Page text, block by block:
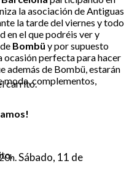
carrito.
la asociación de Antiguas
la tarde del viernes y todo
en el que podréis ver y
Bombü y por supuesto
ocasión perfecta para hacer
además de Bombü, estarán
moda, complementos,
Sábado, 11 de